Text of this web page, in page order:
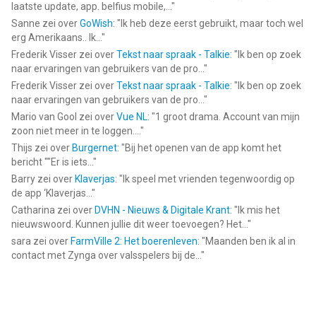
laatste update, app. belfius mobile,... "
Sanne zei overGoWish: " Ik heb deze eerst gebruikt, maar toch wel
erg Amerikaans.. Ik... "
Frederik Visser zei overTekst naar spraak - Talkie: " Ik ben op zoek
naar ervaringen van gebruikers van de pro... "
Frederik Visser zei overTekst naar spraak - Talkie: " Ik ben op zoek
naar ervaringen van gebruikers van de pro... "
Mario van Gool zei overVue NL: "1 groot drama. Account van mijn
zoon niet meer in te loggen.... "
Thijs zei over Burgernet: "Bij het openen van de app komt het
bericht ""Er is iets... "
Barry zei over Klaverjas: " Ik speel met vrienden tegenwoordig op
de app ‘Klaverjas... "
Catharina zei over DVHN - Nieuws & Digitale Krant: " Ik mis het
nieuwswoord. Kunnen jullie dit weer toevoegen? Het... "
sara zei over FarmVille 2: Het boerenleven: "Maanden ben ik al in
contact met Zynga over valsspelers bij de... "